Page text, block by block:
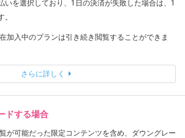
いを選択しており、1日の決済が失敗した場合は、1
加入中のプランは引き続き閲覧することができま
さらに詳しく
ドする場合
が可能だった限定コンテンツを含め、ダウングレー